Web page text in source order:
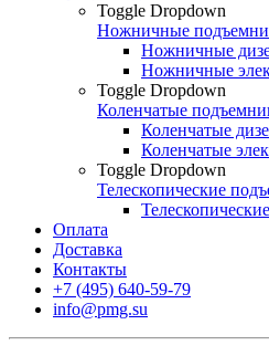
Toggle Dropdown
Ножничные
Ножничные
Ножничные
Toggle Dropdown
Коленчатые
Коленчатые
Коленчатые
Toggle Dropdown
Телескопические
Оплата
Доставка
Контакты
+7 (495) 640-59-79
info@pmg.su